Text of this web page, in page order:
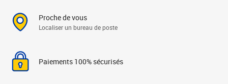
Proche de vous
Localiser un bureau de poste
Paiements 100% sécurisés